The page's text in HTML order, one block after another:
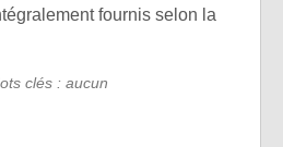
fournis selon la
clés : aucun